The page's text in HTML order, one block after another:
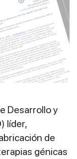
Desarrollo y
líder,
de
génicas